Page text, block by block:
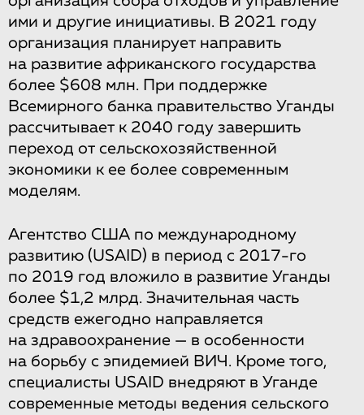
ими и другие инициативы. В 2021 году
организация планирует направить
на развитие африканского государства
более $608 млн. При поддержке
Всемирного банка правительство Уганды
рассчитывает к 2040 году завершить
переход от сельскохозяйственной
экономики к ее более современным
моделям.
Агентство США по международному
развитию (USAID) в период с 2017-го
по 2019 год вложило в развитие Уганды
более $1,2 млрд. Значительная часть
средств ежегодно направляется
на здравоохранение — в особенности
на борьбу с эпидемией ВИЧ. Кроме того,
специалисты USAID внедряют в Уганде
современные методы ведения сельского